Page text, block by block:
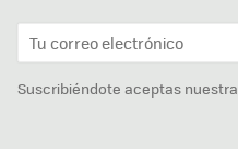
Suscribiéndote aceptas nuestra